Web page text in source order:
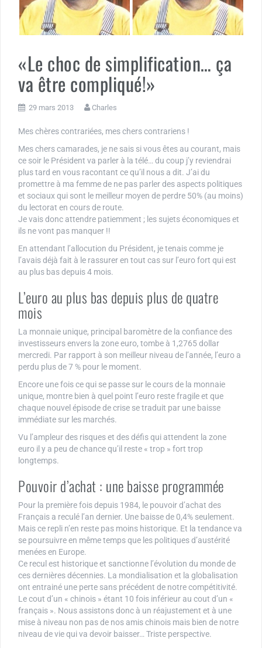
«Le choc de simplification… ça
va être compliqué!»
29 mars 2013 Charles
Mes chères contrariées, mes chers contrariens !
Mes chers camarades, je ne sais si vous êtes au courant, mais
ce soir le Président va parler à la télé… du coup j’y reviendrai
plus tard en vous racontant ce qu’il nous a dit. J’ai du
promettre à ma femme de ne pas parler des aspects politiques
et sociaux qui sont le meilleur moyen de perdre 50% (au moins)
du lectorat en cours de route.
Je vais donc attendre patiemment ; les sujets économiques et
ils ne vont pas manquer !!
En attendant l’allocution du Président, je tenais comme je
l’avais déjà fait à le rassurer en tout cas sur l’euro fort qui est
au plus bas depuis 4 mois.
L’euro au plus bas depuis plus de quatre
mois
La monnaie unique, principal baromètre de la confiance des
investisseurs envers la zone euro, tombe à 1,2765 dollar
mercredi. Par rapport à son meilleur niveau de l’année, l’euro a
perdu plus de 7 % pour le moment.
Encore une fois ce qui se passe sur le cours de la monnaie
unique, montre bien à quel point l’euro reste fragile et que
chaque nouvel épisode de crise se traduit par une baisse
immédiate sur les marchés.
Vu l’ampleur des risques et des défis qui attendent la zone
euro il y a peu de chance qu’il reste « trop » fort trop
longtemps.
Pouvoir d’achat : une baisse programmée
Pour la première fois depuis 1984, le pouvoir d’achat des
Français a reculé l’an dernier. Une baisse de 0,4% seulement.
Mais ce repli n’en reste pas moins historique. Et la tendance va
se poursuivre en même temps que les politiques d’austérité
menées en Europe.
Ce recul est historique et sanctionne l’évolution du monde de
ces dernières décennies. La mondialisation et la globalisation
ont entrainé une perte sans précédent de notre compétitivité.
Le cout d’un « chinois » étant 10 fois inférieur au cout d’un «
français ». Nous assistons donc à un réajustement et à une
mise à niveau non pas de nos amis chinois mais bien de notre
niveau de vie qui va devoir baisser… Triste perspective.